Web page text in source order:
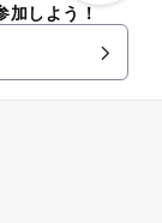
加しよう！